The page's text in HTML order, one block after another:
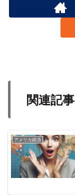
関連記事
アメリカ経済